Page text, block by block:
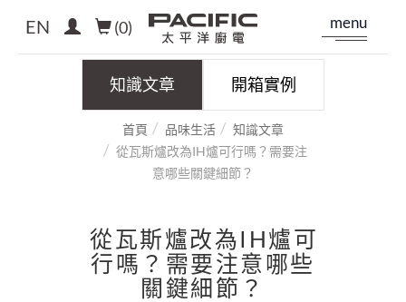
menu
(0)
EN
知識文章 開箱實例
首頁 品味生活
知識文章
從瓦斯爐改為IH爐可行嗎？需要注
意哪些關鍵細節？
從瓦斯爐改為IH爐可
行嗎？需要注意哪些
關鍵細節？